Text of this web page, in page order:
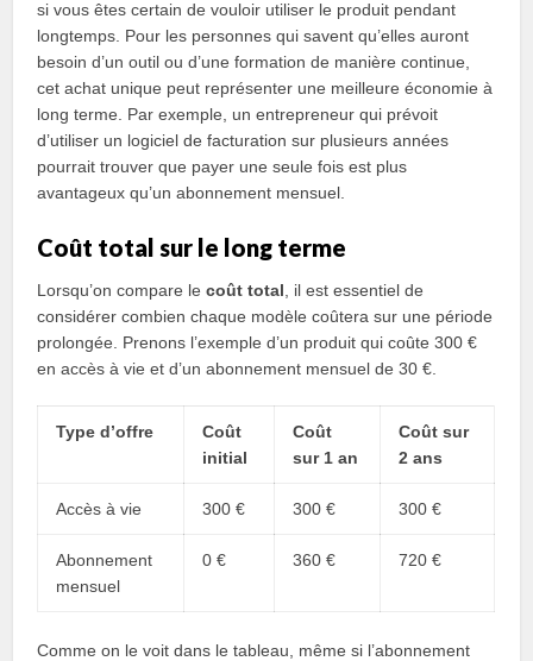
si vous êtes certain de vouloir utiliser le produit pendant
longtemps. Pour les personnes qui savent qu’elles auront
besoin d’un outil ou d’une formation de manière continue,
cet achat unique peut représenter une meilleure économie à
long terme. Par exemple, un entrepreneur qui prévoit
d’utiliser un logiciel de facturation sur plusieurs années
pourrait trouver que payer une seule fois est plus
avantageux qu’un abonnement mensuel.
Coût total sur le long terme
Lorsqu’on compare lecoût total , il est essentiel de
considérer combien chaque modèle coûtera sur une période
prolongée. Prenons l’exemple d’un produit qui coûte 300 €
en accès à vie et d’un abonnement mensuel de 30 €.
Type d’offre
Coût
initial
Coût
sur 1 an
Coût sur
2 ans
Accès à vie 300 € 300 € 300 €
Abonnement
mensuel
0 € 360 € 720 €
Comme on le voit dans le tableau, même si l’abonnement